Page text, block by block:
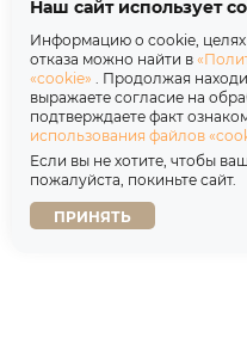
Покупателям
Партнерам
О нас
Наш сайт использует
Информацию о cookie, целях
отказа можно найти в
«cookie» . Продолжая
выражаете согласие на
подтверждаете факт
использования файлов
Если вы не хотите, чтобы
пожалуйста, покиньте сайт.
ПРИНЯТЬ